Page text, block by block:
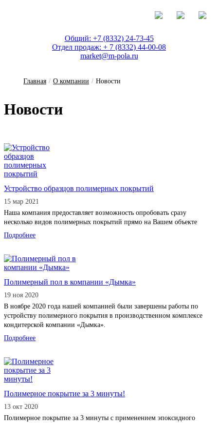
Общий: +7 (8332) 24-73-45
Отдел продаж: + 7 (8332) 44-00-08
market@m-pola.ru
Главная / О компании / Новости
Но­вос­ти
Устройство образцов полимерных покрытий
15 мар 2021
Наша компания предоставляет возможность опробовать сразу
несколько видов полимерных покрытий прямо на Вашем объекте
Подробнее
Полимерный пол в компании «Дымка»
19 ноя 2020
В ноябре 2020 года нашей компанией были завершены работы по
устройству полимерного покрытия в производственном комплексе
кондитерской компании «Дымка».
Подробнее
Полимерное покрытие за 3 минуты!
13 окт 2020
Полимерное покрытие за 3 минуты с применением эпоксидного